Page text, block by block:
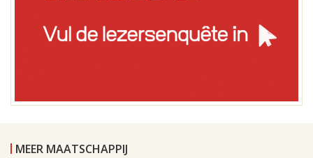
MEER MAATSCHAPPIJ